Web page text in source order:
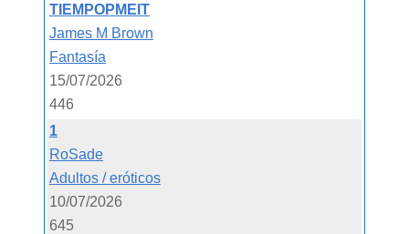
TIEMPOPMEIT
James M Brown
Fantasía
15/07/2026
446
1
RoSade
Adultos / eróticos
10/07/2026
645